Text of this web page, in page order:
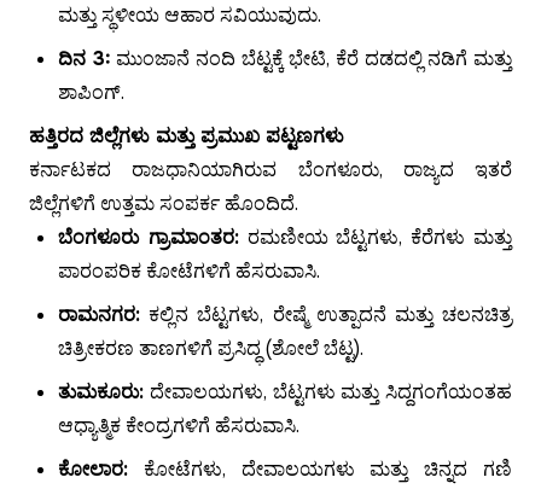
ಮತ್ತು ಸ್ಥಳೀಯ ಆಹಾರ ಸವಿಯುವುದು.
ದಿನ 3: ಮುಂಜಾನೆ ನಂದಿ ಬೆಟ್ಟಕ್ಕೆ ಭೇಟಿ, ಕೆರೆ ದಡದಲ್ಲಿ ನಡಿಗೆ ಮತ್ತು
ಶಾಪಿಂಗ್.
ಹತ್ತಿರದ ಜಿಲ್ಲೆಗಳು ಮತ್ತು ಪ್ರಮುಖ ಪಟ್ಟಣಗಳು
ಕರ್ನಾಟಕದ ರಾಜಧಾನಿಯಾಗಿರುವ ಬೆಂಗಳೂರು, ರಾಜ್ಯದ ಇತರೆ
ಜಿಲ್ಲೆಗಳಿಗೆ ಉತ್ತಮ ಸಂಪರ್ಕ ಹೊಂದಿದೆ.
ಬೆಂಗಳೂರು ಗ್ರಾಮಾಂತರ:ರಮಣೀಯ ಬೆಟ್ಟಗಳು, ಕೆರೆಗಳು ಮತ್ತು
ಪಾರಂಪರಿಕ ಕೋಟೆಗಳಿಗೆ ಹೆಸರುವಾಸಿ.
ರಾಮನಗರ: ಕಲ್ಲಿನ ಬೆಟ್ಟಗಳು, ರೇಷ್ಮೆ ಉತ್ಪಾದನೆ ಮತ್ತು ಚಲನಚಿತ್ರ
ಚಿತ್ರೀಕರಣ ತಾಣಗಳಿಗೆ ಪ್ರಸಿದ್ಧ (ಶೋಲೆ ಬೆಟ್ಟ).
ತುಮಕೂರು: ದೇವಾಲಯಗಳು, ಬೆಟ್ಟಗಳು ಮತ್ತು ಸಿದ್ದಗಂಗೆಯಂತಹ
ಆಧ್ಯಾತ್ಮಿಕ ಕೇಂದ್ರಗಳಿಗೆ ಹೆಸರುವಾಸಿ.
ಕೋಲಾರ: ಕೋಟೆಗಳು, ದೇವಾಲಯಗಳು ಮತ್ತು ಚಿನ್ನದ ಗಣಿ